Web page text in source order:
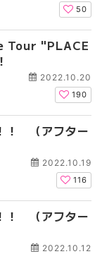
50
Tour "PLACE
2022.10.20
190
！ （アフター
2022.10.19
116
！ （アフター
2022.10.12